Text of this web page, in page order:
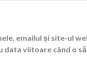
emailul și site-ul
data viitoare când o